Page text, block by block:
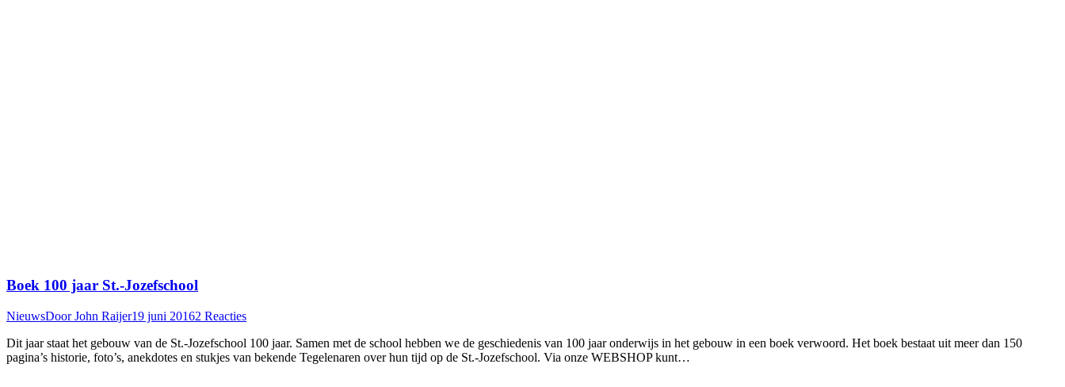
Boek 100 jaar St.-Jozefschool
NieuwsDoorJohn Raijer19 juni 20162 Reacties
Dit jaar staat het gebouw van de St.-Jozefschool 100 jaar. Samen met de school hebben we de geschiedenis van 100 jaar onderwijs in het gebouw in een boek verwoord. Het boek bestaat uit meer dan 150
pagina’s historie, foto’s, anekdotes en stukjes van bekende Tegelenaren over hun tijd op de St.-Jozefschool. Via onze WEBSHOP kunt…